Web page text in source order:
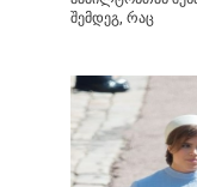
შემდეგ, რაც